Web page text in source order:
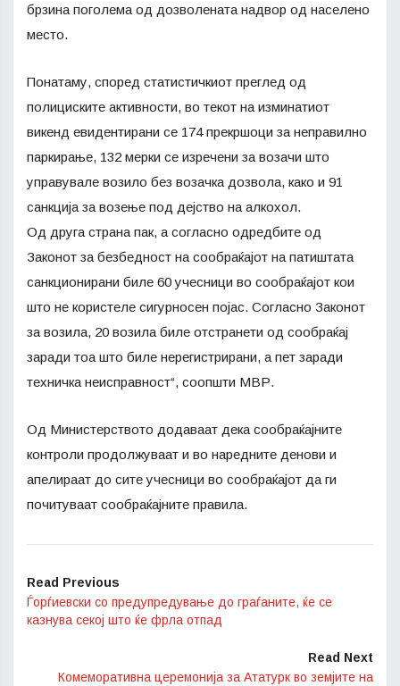
брзина поголема од дозволената надвор од населено
место.
Понатаму, според статистичкиот преглед од
полициските активности, во текот на изминатиот
викенд евидентирани се 174 прекршоци за неправилно
паркирање, 132 мерки се изречени за возачи што
управувале возило без возачка дозвола, како и 91
санкција за возење под дејство на алкохол.
Од друга страна пак, а согласно одредбите од
Законот за безбедност на сообраќајот на патиштата
санкционирани биле 60 учесници во сообраќајот кои
што не користеле сигурносен појас. Согласно Законот
за возила, 20 возила биле отстранети од сообраќај
заради тоа што биле нерегистрирани, а пет заради
техничка неисправност“, соопшти МВР.
Од Министерството додаваат дека сообраќајните
контроли продолжуваат и во наредните денови и
апелираат до сите учесници во сообраќајот да ги
почитуваат сообраќајните правила.
Read Previous
Ѓорѓиевски со предупредување до граѓаните, ќе се
казнува секој што ќе фрла отпад
Read Next
Комеморативна церемонија за Ататурк во земјите на